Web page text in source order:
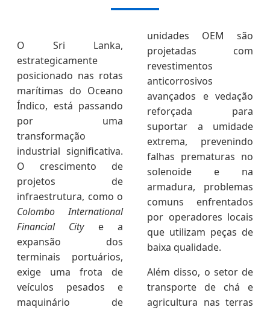
O Sri Lanka,
estrategicamente
posicionado nas rotas
marítimas do Oceano
Índico, está passando
por uma
transformação
industrial significativa.
O crescimento de
projetos de
infraestrutura, como o
Colombo International
Financial Citye a
expansão dos
terminais portuários,
exige uma frota de
veículos pesados e
maquinário de
unidades OEM são
projetadas com
revestimentos
anticorrosivos
avançados e vedação
reforçada para
suportar a umidade
extrema, prevenindo
falhas prematuras no
solenoide e na
armadura, problemas
comuns enfrentados
por operadores locais
que utilizam peças de
baixa qualidade.
Além disso, o setor de
transporte de chá e
agricultura nas terras